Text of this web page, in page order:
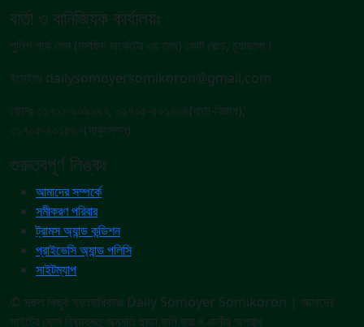
বার্তা ও বানিজ্যিক কার্যালয়ঃ
পুলিশ পার্ক লেন (মসজিদ মার্কেটের ৩য় তলা) কোর্ট রোড, চুয়াডাঙ্গা।
ইমেইলঃ dailysomoyersomikoron@gmail.com
ফোনঃ ০১৭১১-৯০৯১৯৭, ০১৭০৫-৪০১৪৬৪(বার্তা-বিভাগ),
০১৭০৫-৪০১৪৬৭(সার্কুলেশন)
গুরুত্বপূর্ণ লিঙ্কঃ
আমাদের সম্পর্কে
সমীকরণ পরিবার
ট্রামস অ্যান্ড কন্ডিশন
প্রাইভেসি অ্যান্ড পলিসি
সাইটম্যাপ
© সকল কিছুর স্বত্বাধিকারঃ Daily Somoyer Somikoron | আমাদের
সাইটের কোন বিষয়বস্তু অনুমতি ছাড়া কপি করা দণ্ডনীয় অপরাধ